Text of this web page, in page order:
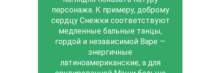
персонажа. К примеру, доброму
сердцу Снежки соответствуют
медленные бальные танцы,
гордой и независимой Варе —
энергичные
латиноамериканские, а для